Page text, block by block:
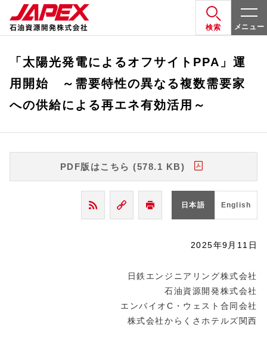
検索 メニュー
「太陽光発電によるオフサイトPPA」運
用開始 ～需要特性の異なる複数需要家
への供給による再エネ有効活用～
PDF版はこちら (578.1 KB)
日本語 English
2025年9月11日
日鉄エンジニアリング株式会社
石油資源開発株式会社
エンバイオC・ウェスト合同会社
株式会社からくさホテルズ関西